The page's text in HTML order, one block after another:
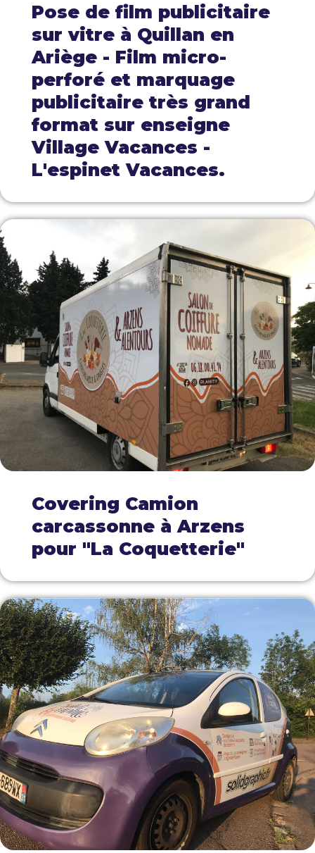
Pose de film publicitaire
sur vitre à Quillan en
Ariège - Film micro-
perforé et marquage
publicitaire très grand
format sur enseigne
Village Vacances -
L'espinet Vacances.
Covering Camion
carcassonne à Arzens
pour "La Coquetterie"